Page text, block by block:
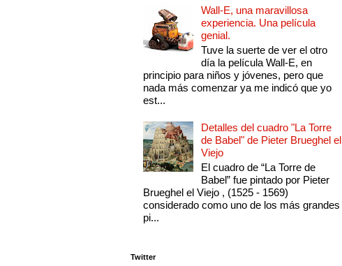
Wall-E, una maravillosa
experiencia. Una película
genial.
Tuve la suerte de ver el otro
día la película Wall-E, en
principio para niños y jóvenes, pero que
nada más comenzar ya me indicó que yo
est...
Detalles del cuadro "La Torre
de Babel" de Pieter Brueghel el
Viejo
El cuadro de “La Torre de
Babel” fue pintado por Pieter
Brueghel el Viejo , (1525 - 1569)
considerado como uno de los más grandes
pi...
Twitter